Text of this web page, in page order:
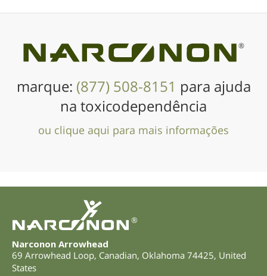
®
marque: (877) 508-8151 para ajuda
na toxicodependência
ou clique aqui para mais informações
®
Narconon Arrowhead
69 Arrowhead Loop, Canadian, Oklahoma 74425, United
States